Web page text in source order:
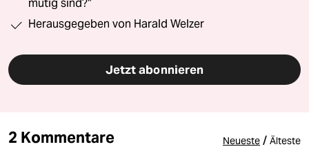
mutig sind?“
Herausgegeben von Harald Welzer
Jetzt abonnieren
2 Kommentare Neueste / Älteste